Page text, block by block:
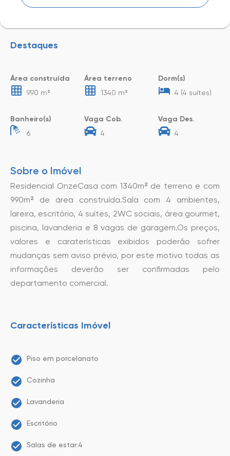
Destaques
Área construída
990 m²
Área terreno
1340 m²
Dorm(s)
4 (4 suítes)
Banheiro(s)
6
Vaga Cob.
4
Vaga Des.
4
Sobre o Imóvel
Residencial OnzeCasa com 1340m² de terreno e com
990m² de área construída.Sala com 4 ambientes,
lareira, escritório, 4 suítes, 2WC sociais, área gourmet,
piscina, lavanderia e 8 vagas de garagem.Os preços,
valores e caraterísticas exibidos poderão sofrer
mudanças sem aviso prévio, por este motivo todas as
informações deverão ser confirmadas pelo
departamento comercial.
Características Imóvel
Piso em porcelanato
Cozinha
Lavanderia
Escritório
Salas de estar:4